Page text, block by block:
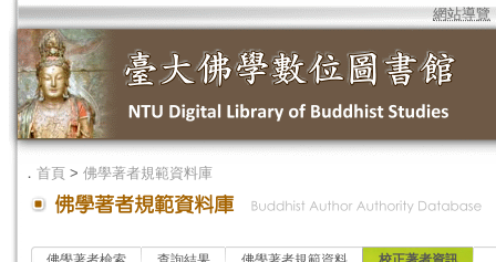
網站導覽
． 首頁 > 佛學著者規範資料庫